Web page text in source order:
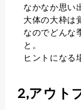
なかなか思い
大体の大枠は
なのでどんな
と。
ヒントになる
2,アウト